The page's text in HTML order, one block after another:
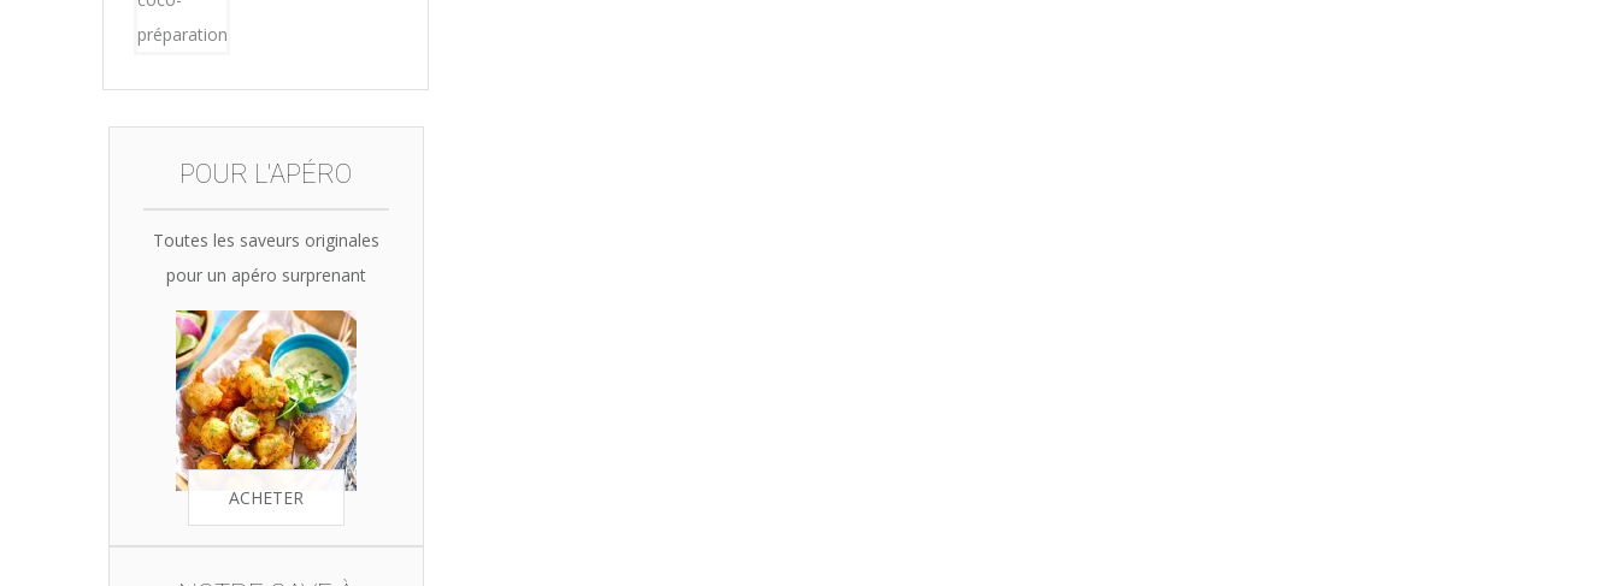
35,90€.34,10€.
POUR L'APÉRO
Toutes les saveurs originales
pour un apéro surprenant
ACHETER